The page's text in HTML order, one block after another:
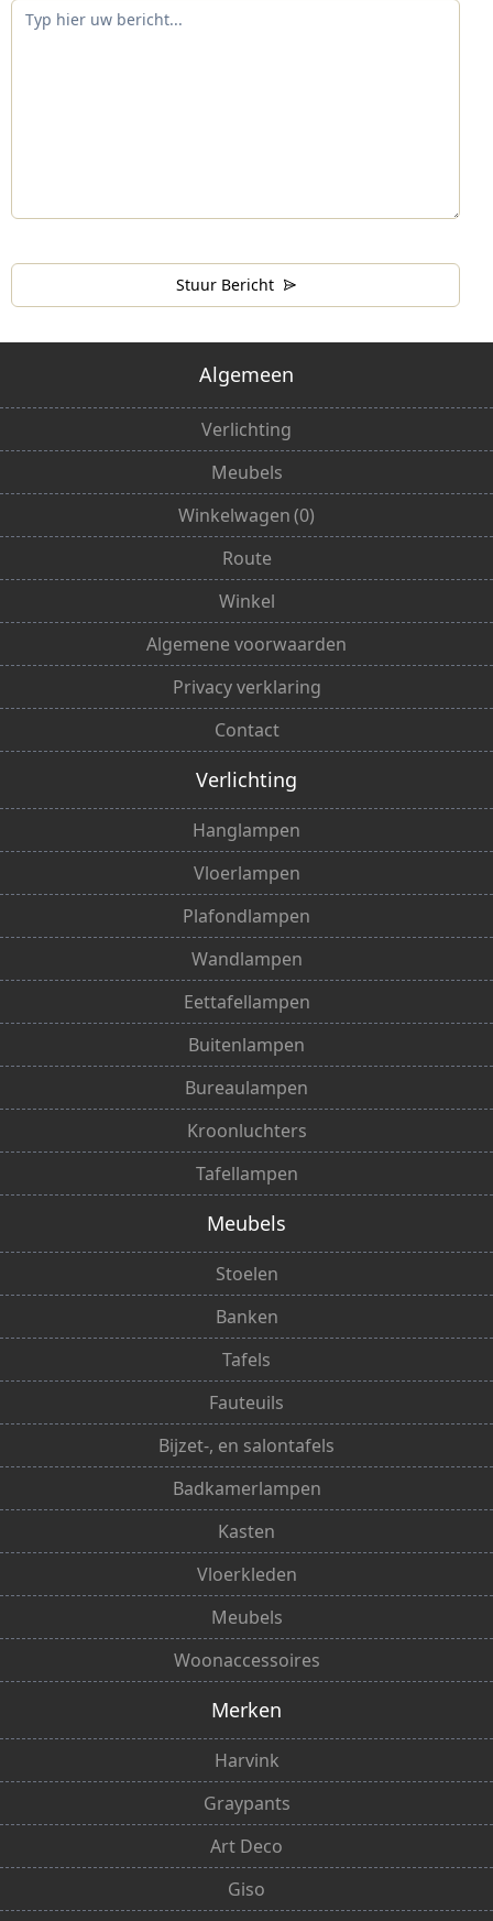
Stuur Bericht
Algemeen
Verlichting
Meubels
Winkelwagen(0)
Route
Winkel
Algemene voorwaarden
Privacy verklaring
Contact
Verlichting
Hanglampen
Vloerlampen
Plafondlampen
Wandlampen
Eettafellampen
Buitenlampen
Bureaulampen
Kroonluchters
Tafellampen
Meubels
Stoelen
Banken
Tafels
Fauteuils
Bijzet-, en salontafels
Badkamerlampen
Kasten
Vloerkleden
Meubels
Woonaccessoires
Merken
Harvink
Graypants
Art Deco
Giso